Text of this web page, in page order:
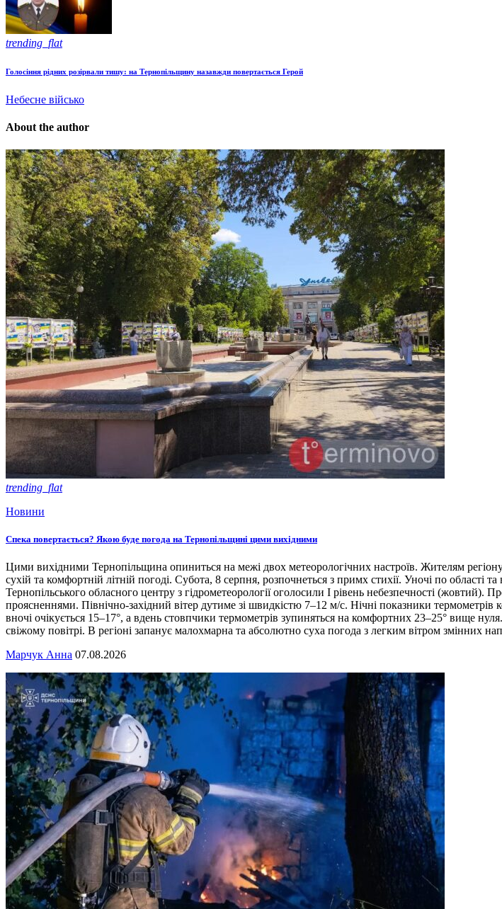
trending_flat
Голосіння рідних розірвали тишу: на Тернопільщину назавжди повертається Герой
Небесне військо
About the author
trending_flat
Новини
Спека повертається? Якою буде погода на Тернопільщині цими вихідними
Цими вихідними Тернопільщина опиниться на межі двох метеорологічних настроїв. Жителям
сухій та комфортній літній погоді. Субота, 8 серпня, розпочнеться з примх стихії. Уночі по
Тернопільського обласного центру з гідрометеорології оголосили І рівень небезпечності
проясненнями. Північно-західний вітер дутиме зі швидкістю 7–12 м/с. Нічні показники
вночі очікується 15–17°, а вдень стовпчики термометрів зупиняться на комфортних 23–25° вище
свіжому повітрі. В регіоні запанує малохмарна та абсолютно суха погода з легким вітром змінних
Марчук Анна 07.08.2026